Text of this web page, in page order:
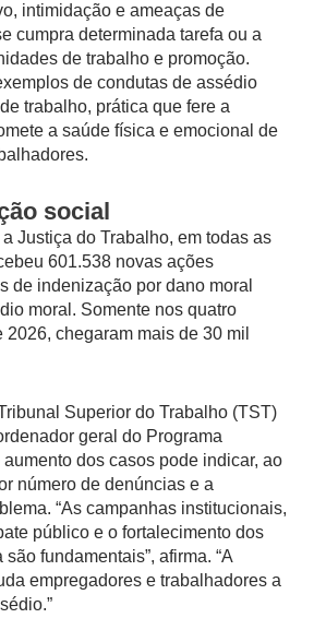
intimidação e ameaças de
cumpra determinada tarefa ou a
de trabalho e promoção.
de condutas de assédio
trabalho, prática que fere a
a saúde física e emocional de
social
Justiça do Trabalho, em todas as
601.538 novas ações
de indenização por dano moral
moral. Somente nos quatro
chegaram mais de 30 mil
Superior do Trabalho (TST)
geral do Programa
dos casos pode indicar, ao
número de denúncias e a
“As campanhas institucionais,
público e o fortalecimento dos
fundamentais”, afirma. “A
empregadores e trabalhadores a